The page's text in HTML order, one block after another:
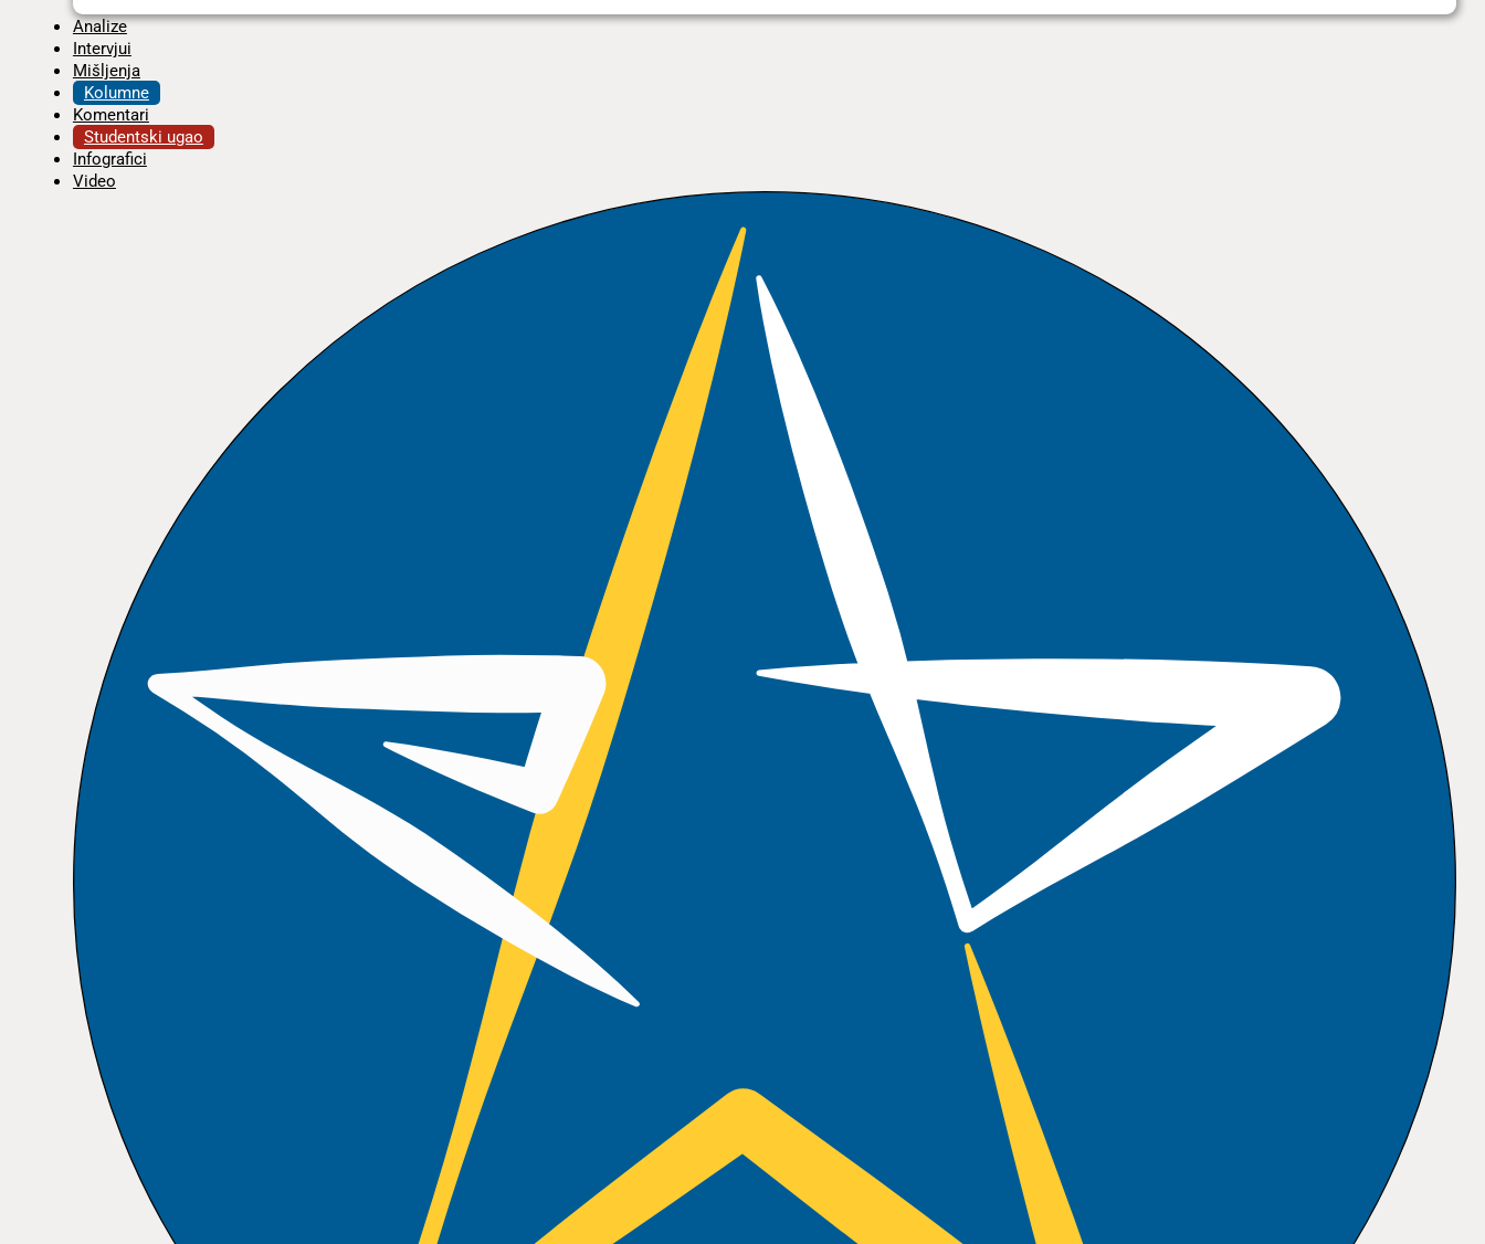
Analize
Intervjui
Mišljenja
Kolumne
Komentari
Studentski ugao
Infografici
Video